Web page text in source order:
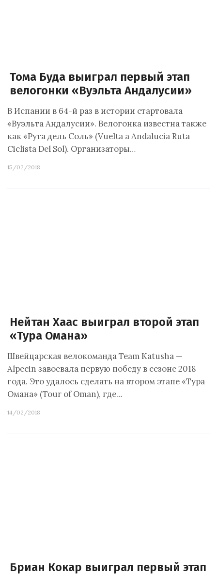
Тома Буда выиграл первый этап
велогонки «Вуэльта Андалусии»
В Испании в 64-й раз в истории стартовала
«Вуэльта Андалусии». Велогонка известна также
как «Рута дель Соль» (Vuelta a Andalucia Ruta
Ciclista Del Sol). Организаторы…
15/02/2018
Нейтан Хаас выиграл второй этап
«Тура Омана»
Швейцарская велокоманда Team Katusha —
Alpecin завоевала первую победу в сезоне 2018
года. Это удалось сделать на втором этапе «Тура
Омана» (Tour of Oman), где…
14/02/2018
Бриан Кокар выиграл первый этап